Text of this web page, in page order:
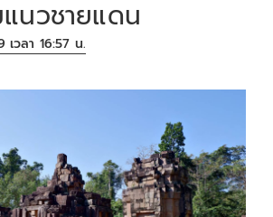
นวชายแดน
วลา 16:57 น.